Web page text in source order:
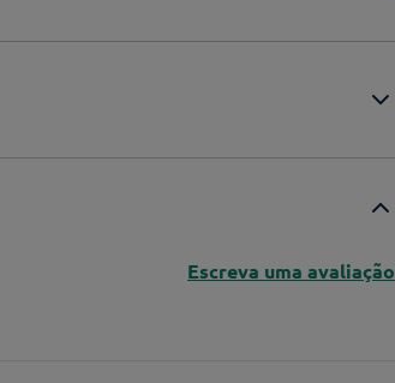
Escreva uma avaliação